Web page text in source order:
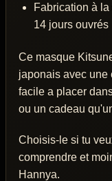
Fabrication à
14 jours ouvrés
Ce masque
japonais avec une
facile a placer
ou un cadeau
Choisis-le si tu
comprendre et
Hannya.